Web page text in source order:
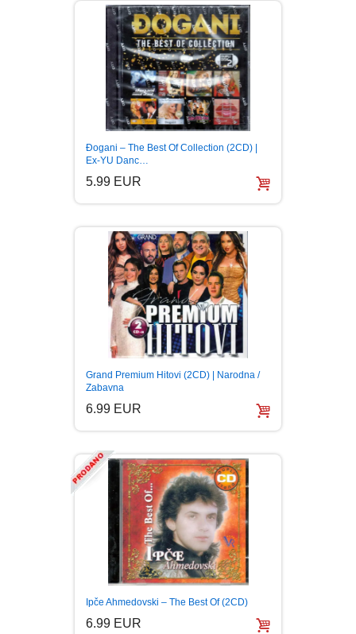
Đogani – The Best Of Collection (2CD) |
Ex-YU Danc…
5.99 EUR
Grand Premium Hitovi (2CD) | Narodna /
Zabavna
6.99 EUR
Ipče Ahmedovski – The Best Of (2CD)
6.99 EUR